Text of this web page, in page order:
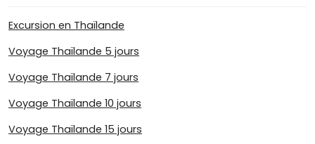
Excursion en Thaïlande
Voyage Thaïlande 5 jours
Voyage Thaïlande 7 jours
Voyage Thaïlande 10 jours
Voyage Thaïlande 15 jours